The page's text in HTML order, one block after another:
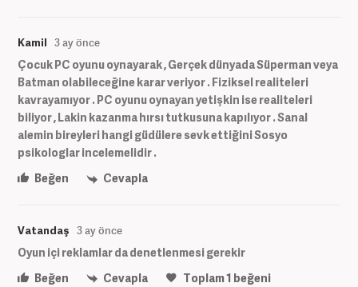
Kamil 3 ay önce
Çocuk PC oyunu oynayarak , Gerçek dünyada Süperman veya
Batman olabileceğine karar veriyor . Fiziksel realiteleri
kavrayamıyor . PC oyunu oynayan yetişkin ise realiteleri
biliyor , Lakin kazanma hırsı tutkusuna kapılıyor . Sanal
alemin bireyleri hangi güdülere sevk ettiğini Sosyo
psikologlar incelemelidir .
Beğen
Cevapla
Vatandaş 3 ay önce
Oyun içi reklamlar da denetlenmesi gerekir
Beğen
Cevapla Toplam1 beğeni